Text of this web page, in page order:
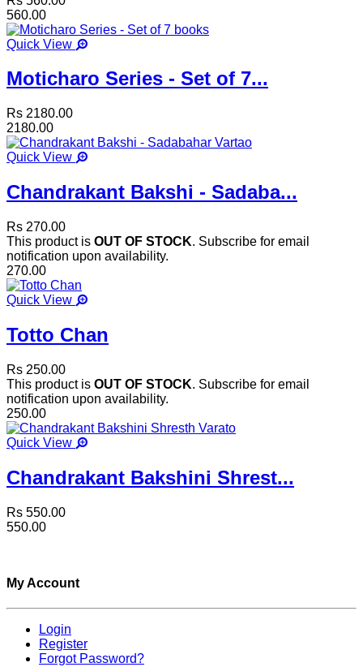
560.00
Quick View
Moticharo Series - Set of 7...
Rs 2180.00
2180.00
Quick View
Chandrakant Bakshi - Sadaba...
Rs 270.00
This product is OUT OF STOCK. Subscribe for email
notification upon availability.
270.00
Quick View
Totto Chan
Rs 250.00
This product is OUT OF STOCK. Subscribe for email
notification upon availability.
250.00
Quick View
Chandrakant Bakshini Shrest...
Rs 550.00
550.00
My Account
Login
Register
Forgot Password?